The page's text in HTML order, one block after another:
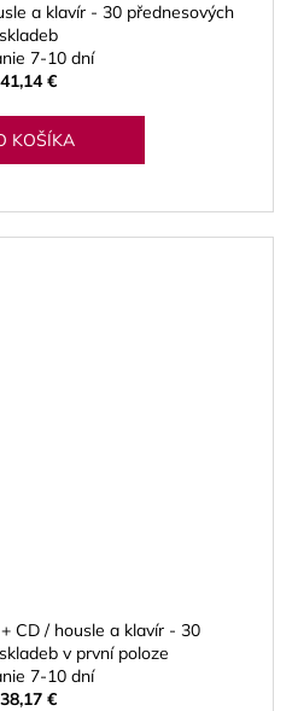
a klavír - 30 přednesových
skladeb
7-10 dní
41,14 €
KOŠÍKA
CD / housle a klavír - 30
v první poloze
7-10 dní
38,17 €